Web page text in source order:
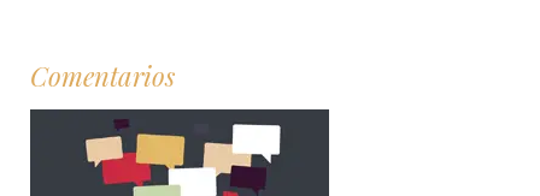
Comentarios